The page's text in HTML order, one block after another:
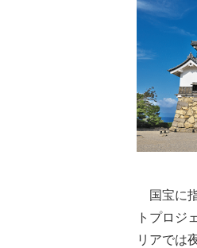
国宝に
トプロジ
リアでは